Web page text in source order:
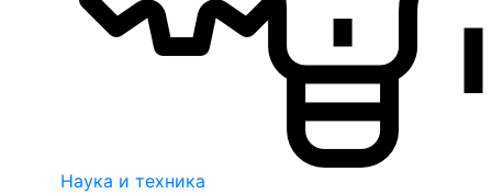
Наука и техника